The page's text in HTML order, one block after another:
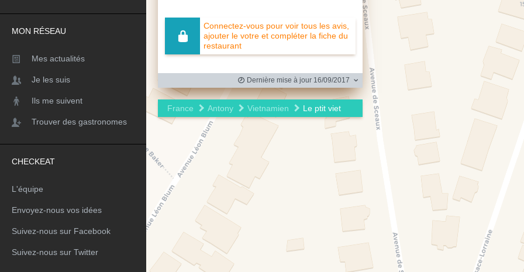
MON RÉSEAU
Mes actualités
Je les suis
Ils me suivent
Trouver des gastronomes
CHECKEAT
L'équipe
Envoyez-nous vos idées
Suivez-nous sur Facebook
Suivez-nous sur Twitter
Connectez-vous pour voir tous les avis,
ajouter le votre et compléter la fiche du
restaurant
Dernière mise à jour 16/09/2017
France Antony Vietnamien Le ptit viet